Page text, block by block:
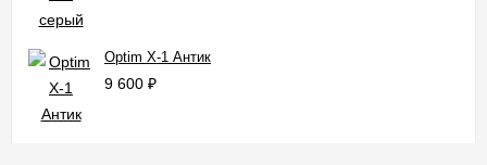
Optim X-1 Антик
9 600 ₽